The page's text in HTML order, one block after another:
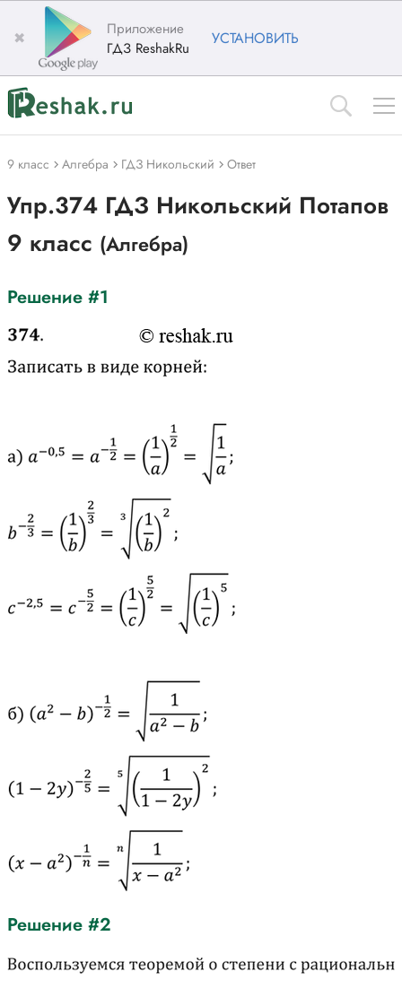
✖
Приложение
ГДЗ ReshakRu
УСТАНОВИТЬ
9 класс Алгебра ГДЗ Никольский Ответ
Упр.374 ГДЗ Никольский Потапов
9 класс (Алгебра)
Решение #1
Решение #2